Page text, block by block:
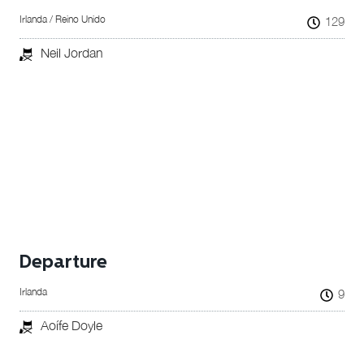
Irlanda / Reino Unido 129
Neil Jordan
Departure
Irlanda 9
Aoífe Doyle